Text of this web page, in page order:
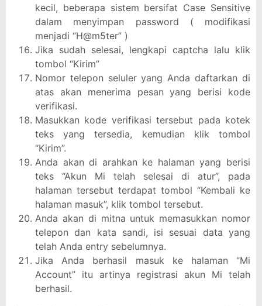
kecil, beberapa sistem bersifat Case Sensitive
dalam menyimpan password ( modifikasi
menjadi “H@m5ter” )
Jika sudah selesai, lengkapi captcha lalu klik
tombol “Kirim”
Nomor telepon seluler yang Anda daftarkan di
atas akan menerima pesan yang berisi kode
verifikasi.
Masukkan kode verifikasi tersebut pada kotek
teks yang tersedia, kemudian klik tombol
“Kirim”.
Anda akan di arahkan ke halaman yang berisi
teks “Akun Mi telah selesai di atur”, pada
halaman tersebut terdapat tombol “Kembali ke
halaman masuk”, klik tombol tersebut.
Anda akan di mitna untuk memasukkan nomor
telepon dan kata sandi, isi sesuai data yang
telah Anda entry sebelumnya.
Jika Anda berhasil masuk ke halaman “Mi
Account” itu artinya registrasi akun Mi telah
berhasil.